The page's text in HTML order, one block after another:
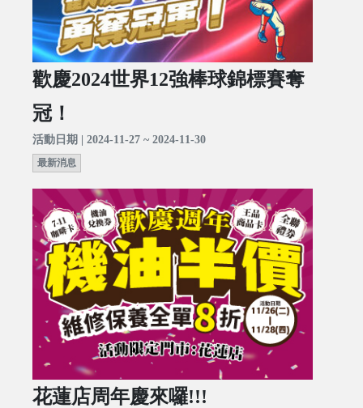
歡慶2024世界12強棒球錦標賽奪
冠！
活動日期 | 2024-11-27 ~ 2024-11-30
最新消息
花蓮店周年慶來囉!!!